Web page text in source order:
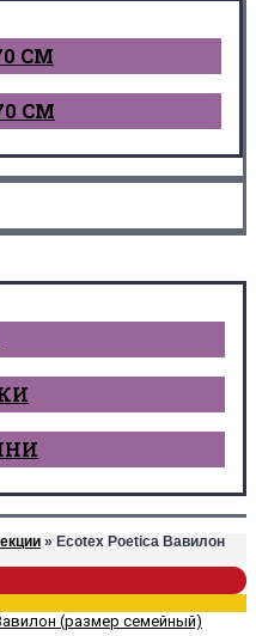
СМ
СМ
» Ecotex Poetica Вавилон